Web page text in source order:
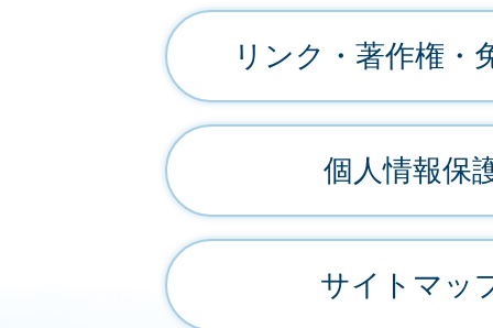
リンク・著作権・
個人情報保
サイトマッ